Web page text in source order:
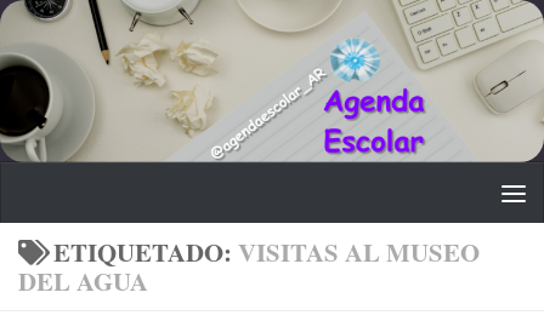
Saltar al contenido
ETIQUETADO: VISITAS AL MUSEO
DEL AGUA